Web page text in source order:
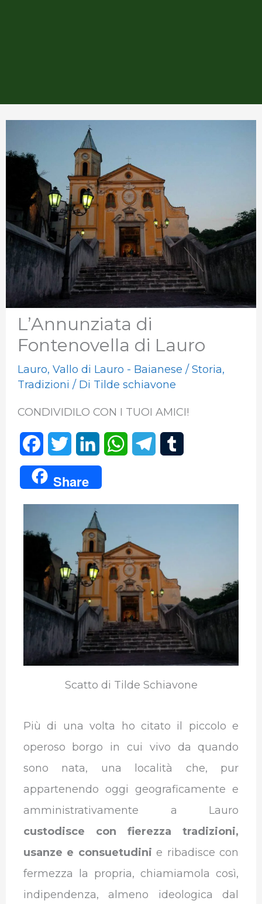
L’Annunziata di
Fontenovella di Lauro
Lauro, Vallo di Lauro - Baianese / Storia,
Tradizioni / Di Tilde schiavone
CONDIVIDILO CON I TUOI AMICI!
a
c
b
o
k
w
i
e
r
i
n
e
d
n
W
s
A
p
p
r
a
m
Share
Scatto di Tilde Schiavone
Più di una volta ho citato il piccolo e
operoso borgo in cui vivo da quando
sono nata, una località che, pur
appartenendo oggi geograficamente e
amministrativamente a Lauro
custodisce con fierezza tradizioni,
usanze e consuetudini e ribadisce con
fermezza la propria, chiamiamola così,
indipendenza, almeno ideologica dal